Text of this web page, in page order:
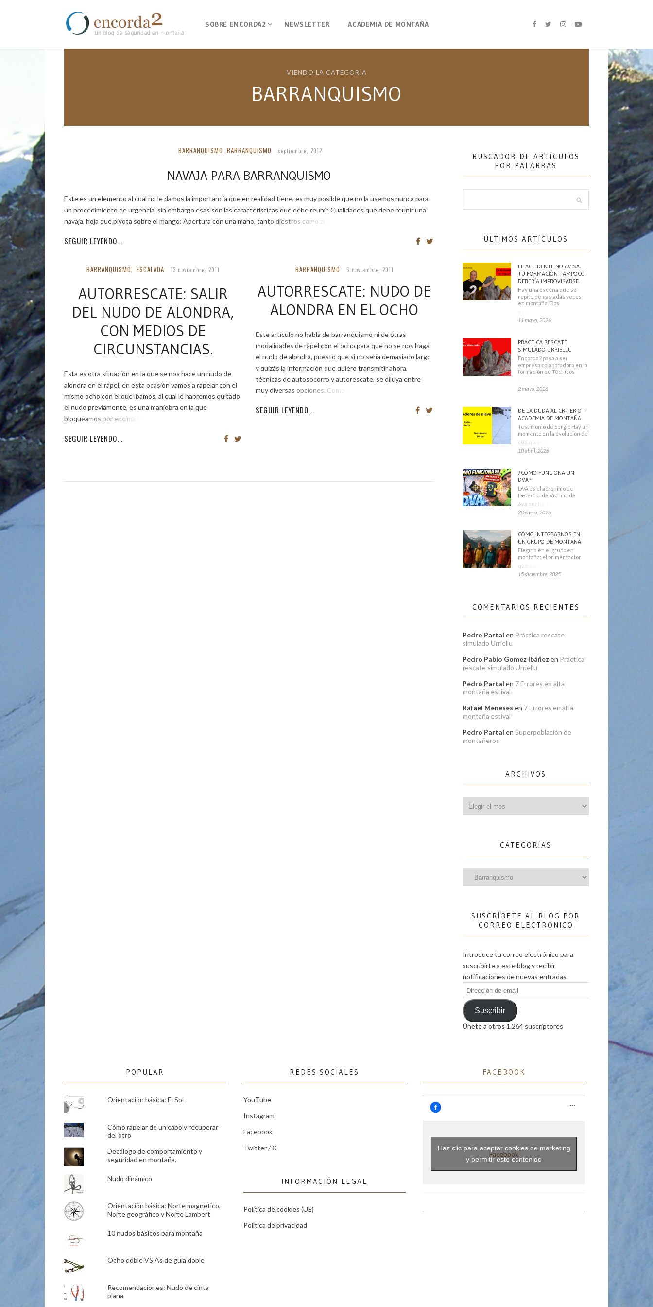
SOBRE ENCORDA2 NEWSLETTER ACADEMIA DE MONTAÑA
VIENDO LA CATEGORÍA
BARRANQUISMO
BARRANQUISMO BARRANQUISMO septiembre, 2012
NAVAJA PARA BARRANQUISMO
Este es un elemento al cual no le damos la importancia que en realidad tiene, es muy posible que no la usemos nunca para
un procedimiento de urgencia, sin embargo esas son las características que debe reunir. Cualidades que debe reunir una
navaja, hoja que pivota sobre el mango: Apertura con una mano, tanto diestros como zurdos. […]
SEGUIR LEYENDO...
BARRANQUISMO, ESCALADA 13 noviembre, 2011
AUTORRESCATE: SALIR
DEL NUDO DE ALONDRA,
CON MEDIOS DE
CIRCUNSTANCIAS.
Esta es otra situación en la que se nos hace un nudo de
alondra en el rápel, en esta ocasión vamos a rapelar con el
mismo ocho con el que íbamos, al cual le habremos quitado
el nudo previamente, es una maniobra en la que
bloqueamos por encima del nudo
SEGUIR LEYENDO...
BARRANQUISMO 6 noviembre, 2011
AUTORRESCATE: NUDO DE
ALONDRA EN EL OCHO
Este artículo no habla de barranquismo ni de otras
modalidades de rápel con el ocho para que no se nos haga
el nudo de alondra, puesto que si no sería demasiado largo
y quizás la información que quiero transmitir ahora,
técnicas de autosocorro y autorescate, se diluya entre
muy diversas opciones. Como siempre
SEGUIR LEYENDO...
BUSCADOR DE ARTÍCULOS
POR PALABRAS
ÚLTIMOS ARTÍCULOS
EL ACCIDENTE NO AVISA.
TU FORMACIÓN TAMPOCO
DEBERÍA IMPROVISARSE.
Hay una escena que se
repite demasiadas veces
en montaña. Dos
11 mayo, 2026
PRÁCTICA RESCATE
SIMULADO URRIELLU
Encorda2 pasa a ser
empresa colaboradora en la
formación de Técnicos
2 mayo, 2026
DE LA DUDA AL CRITERIO –
ACADEMIA DE MONTAÑA
Testimonio de Sergio Hay un
momento en la evolución de
cualquier montañero
10 abril, 2026
¿CÓMO FUNCIONA UN
DVA?
DVA es el acrónimo de
Detector de Víctima de
Avalancha. También se
28 enero, 2026
CÓMO INTEGRARNOS EN
UN GRUPO DE MONTAÑA
Elegir bien el grupo en
montaña: el primer factor
que condiciona tu
15 diciembre, 2025
COMENTARIOS RECIENTES
Pedro Partal en Práctica rescate
simulado Urriellu
Pedro Pablo Gomez Ibáñez en Práctica
rescate simulado Urriellu
Pedro Partal en 7 Errores en alta
montaña estival
Rafael Meneses en 7 Errores en alta
montaña estival
Pedro Partal en Superpoblación de
montañeros
ARCHIVOS
CATEGORÍAS
SUSCRÍBETE AL BLOG POR
CORREO ELECTRÓNICO
Introduce tu correo electrónico para
suscribirte a este blog y recibir
notificaciones de nuevas entradas.
Dirección
de
emailSuscribir
Únete a otros 1.264 suscriptores
POPULAR
Orientación básica: El Sol
Cómo rapelar de un cabo y recuperar
del otro
Decálogo de comportamiento y
seguridad en montaña.
Nudo dinámico
Orientación básica: Norte magnético,
Norte geográfico y Norte Lambert
10 nudos básicos para montaña
Ocho doble VS As de guía doble
Recomendaciones: Nudo de cinta
plana
REDES SOCIALES
YouTube
Instagram
Facebook
Twitter / X
INFORMACIÓN LEGAL
Política de cookies (UE)
Política de privacidad
FACEBOOK
Facebook
Haz clic para aceptar cookies de marketing
y permitir este contenido